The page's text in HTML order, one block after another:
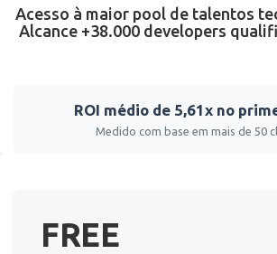
Acesso à maior pool de talentos
Alcance +38.000 developers
ROI médio de 5,61x no
Medido com base em mais de 50
FREE